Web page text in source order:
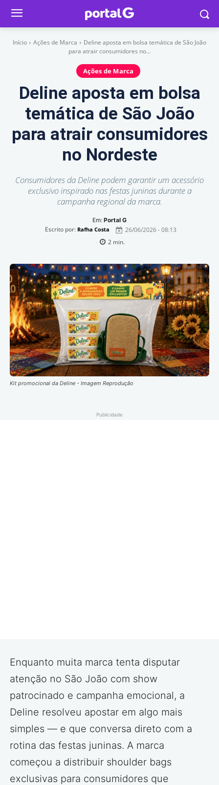
Início Ações de Marca
Deline aposta em bolsa temática de São João
para atrair consumidores no...
Ações de Marca
Deline aposta em bolsa
temática de São João
para atrair consumidores
no Nordeste
Consumidores da Deline podem garantir um acessório
exclusivo inspirado nas festas juninas durante a
campanha regional da marca.
Em: Portal G
Escrito por: Rafha Costa
26/06/2026 - 08:13
2min.
Kit promocional da Deline - Imagem Reprodução
Publicidade
Enquanto muita marca tenta disputar
atenção no São João com show
patrocinado e campanha emocional, a
Deline resolveu apostar em algo mais
simples — e que conversa direto com a
rotina das festas juninas. A marca
começou a distribuir shoulder bags
exclusivas para consumidores que